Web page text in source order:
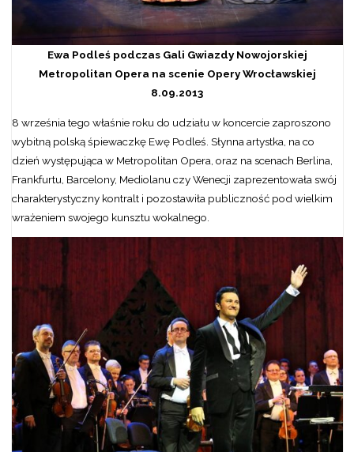
Ewa Podleś podczas Gali Gwiazdy Nowojorskiej
Metropolitan Opera na scenie Opery Wrocławskiej
8.09.2013
8 września tego właśnie roku do udziału w koncercie zaproszono
wybitną polską śpiewaczkę Ewę Podleś. Słynna artystka, na co
dzień występująca w Metropolitan Opera, oraz na scenach Berlina,
Frankfurtu, Barcelony, Mediolanu czy Wenecji zaprezentowała swój
charakterystyczny kontralt i pozostawiła publiczność pod wielkim
wrażeniem swojego kunsztu wokalnego.